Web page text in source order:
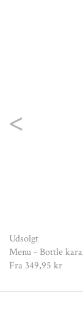
Udsolgt
Menu - Bottle
Fra349,95 kr